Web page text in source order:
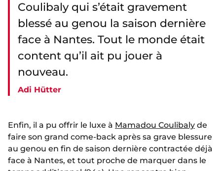
Coulibaly qui s’était gravement
blessé au genou la saison dernière
face à Nantes. Tout le monde était
content qu’il ait pu jouer à
nouveau.
Adi Hütter
Enfin, il a pu offrir le luxe à Mamadou Coulibaly de
faire son grand come-back après sa grave blessure
au genou en fin de saison dernière contractée déjà
face à Nantes, et tout proche de marquer dans le